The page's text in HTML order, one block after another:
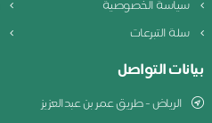
سياسة الخصوصية
سلة التبرعات
بيانات التواصل
الرياض - طريق عمر بن عبدالعزيز